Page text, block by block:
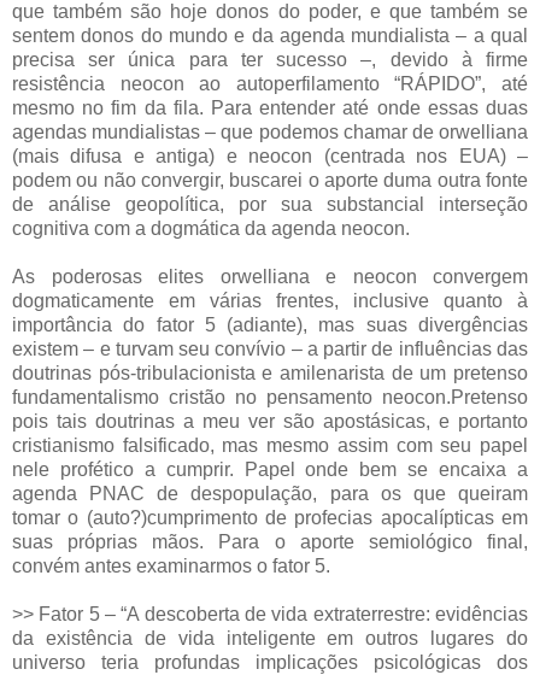
que também são hoje donos do poder, e que também se
sentem donos do mundo e da agenda mundialista – a qual
precisa ser única para ter sucesso –, devido à firme
resistência neocon ao autoperfilamento “RÁPIDO”, até
mesmo no fim da fila. Para entender até onde essas duas
agendas mundialistas – que podemos chamar de orwelliana
(mais difusa e antiga) e neocon (centrada nos EUA) –
podem ou não convergir, buscarei o aporte duma outra fonte
de análise geopolítica, por sua substancial interseção
cognitiva com a dogmática da agenda neocon.
As poderosas elites orwelliana e neocon convergem
dogmaticamente em várias frentes, inclusive quanto à
importância do fator 5 (adiante), mas suas divergências
existem – e turvam seu convívio – a partir de influências das
doutrinas pós-tribulacionista e amilenarista de um pretenso
fundamentalismo cristão no pensamento neocon.Pretenso
pois tais doutrinas a meu ver são apostásicas, e portanto
cristianismo falsificado, mas mesmo assim com seu papel
nele profético a cumprir. Papel onde bem se encaixa a
agenda PNAC de despopulação, para os que queiram
tomar o (auto?)cumprimento de profecias apocalípticas em
suas próprias mãos. Para o aporte semiológico final,
convém antes examinarmos o fator 5.
>> Fator 5 – “A descoberta de vida extraterrestre: evidências
da existência de vida inteligente em outros lugares do
universo teria profundas implicações psicológicas dos